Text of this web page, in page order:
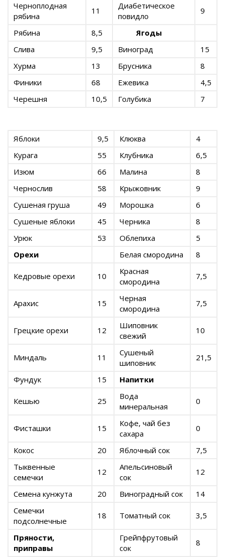
Черноплодная
рябина
11
Диабетическое
повидло
9
Рябина 8,5
Ягоды
Слива
9,5 Виноград
15
Хурма
13 Брусника
8
Финики
68 Ежевика
4,5
Черешня
10,5 Голубика 7
Яблоки 9,5 Клюква
4
Курага
55 Клубника
6,5
Изюм
66 Малина
8
Чернослив
58 Крыжовник
9
Сушеная груша
49 Морошка
6
Сушеные яблоки
45 Черника
8
Урюк
53 Облепиха
5
Орехи
Белая смородина 8
Кедровые орехи 10
Красная
смородина
7,5
Арахис 15
Черная
смородина
7,5
Грецкие орехи 12
Шиповник
свежий
10
Миндаль 11
Сушеный
шиповник
21,5
Фундук 15 Напитки
Кешью 25
Вода
минеральная
0
Фисташки 15
Кофе, чай без
сахара
0
Кокос 20 Яблочный сок
7,5
Тыквенные
семечки
12
Апельсиновый
сок
12
Семена кунжута 20 Виноградный сок
14
Семечки
подсолнечные
18 Томатный сок 3,5
Пряности,
приправы
Грейпфрутовый
сок
8